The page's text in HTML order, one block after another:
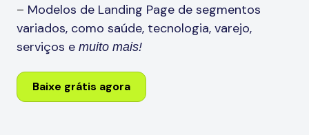
– Modelos de Landing Page de segmentos
variados, como saúde, tecnologia, varejo,
serviços e muito mais!
Baixe grátis agora